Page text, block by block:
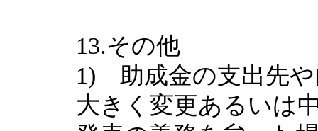
13.その他
1) 助成金の支出先や
大きく変更あるいは